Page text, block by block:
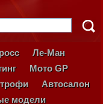
Ле-Ман
Мото GP
Автосалон
модели